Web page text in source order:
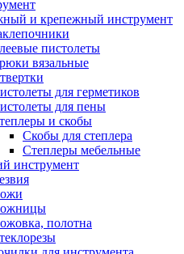
и крепежный инструмент
пистолеты
вязальные
для герметиков
для пены
и скобы
Скобы для степлера
Степлеры мебельные
инструмент
полотна